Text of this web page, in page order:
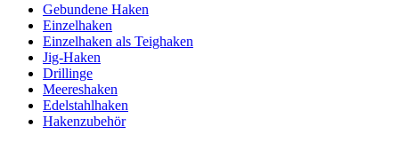
Gebundene Haken
Einzelhaken
Einzelhaken als Teighaken
Jig-Haken
Drillinge
Meereshaken
Edelstahlhaken
Hakenzubehör